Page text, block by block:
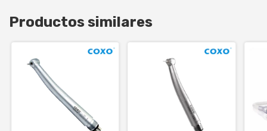
Productos similares